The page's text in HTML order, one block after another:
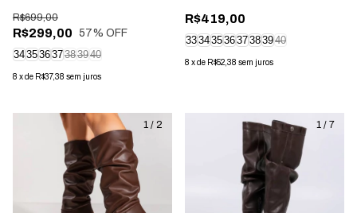
R$299,00
R$699,00
57% OFF
34353637383940
8 xde R$37,38 sem juros
R$419,00
3334353637383940
8 xde R$52,38 sem juros
1 / 2 1 / 7